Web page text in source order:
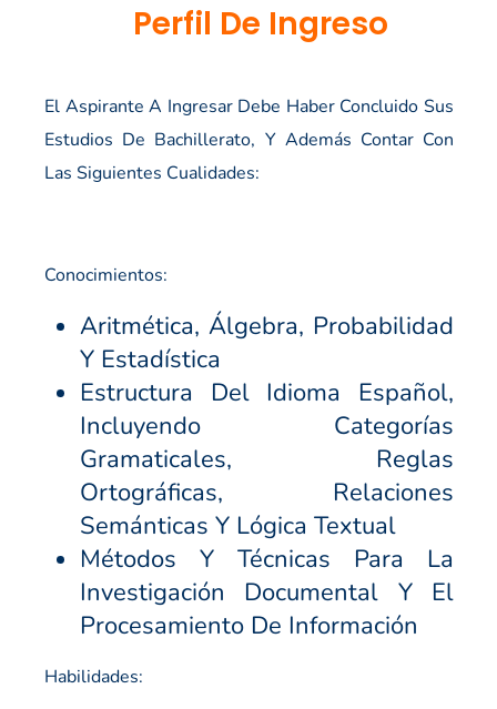
Perfil De Ingreso
El Aspirante A Ingresar Debe Haber Concluido Sus
Estudios De Bachillerato, Y Además Contar Con
Las Siguientes Cualidades:
Conocimientos:
Aritmética, Álgebra, Probabilidad
Y Estadística
Estructura Del Idioma Español,
Incluyendo Categorías
Gramaticales, Reglas
Ortográficas, Relaciones
Semánticas Y Lógica Textual
Métodos Y Técnicas Para La
Investigación Documental Y El
Procesamiento De Información
Habilidades: